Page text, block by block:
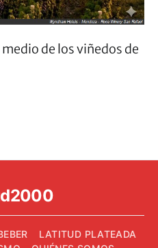
de los viñedos de
LATITUD PLATEADA